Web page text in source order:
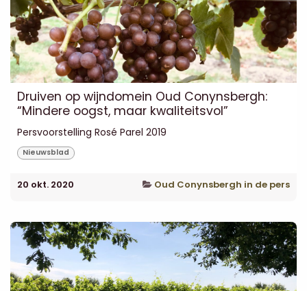
Druiven op wijndomein Oud Conynsbergh:
“Mindere oogst, maar kwaliteitsvol”
Persvoorstelling Rosé Parel 2019
Nieuwsblad
20 okt. 2020 Oud Conynsbergh in de pers